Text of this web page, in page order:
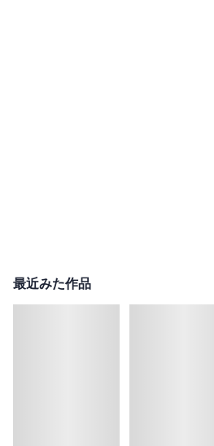
最近みた作品